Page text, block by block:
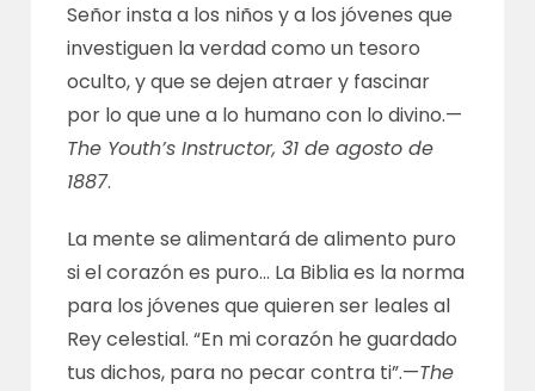
Señor insta a los niños y a los jóvenes que
investiguen la verdad como un tesoro
oculto, y que se dejen atraer y fascinar
por lo que une a lo humano con lo divino.—
The Youth’s Instructor, 31 de agosto de
1887.
La mente se alimentará de alimento puro
si el corazón es puro… La Biblia es la norma
para los jóvenes que quieren ser leales al
Rey celestial. “En mi corazón he guardado
tus dichos, para no pecar contra ti”.—The